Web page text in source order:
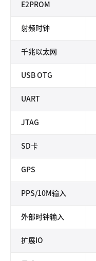
E2PROM
射频时钟
千兆以太网
USB OTG
UART
JTAG
SD卡
GPS
PPS/10M输入
外部时钟输入
扩展IO